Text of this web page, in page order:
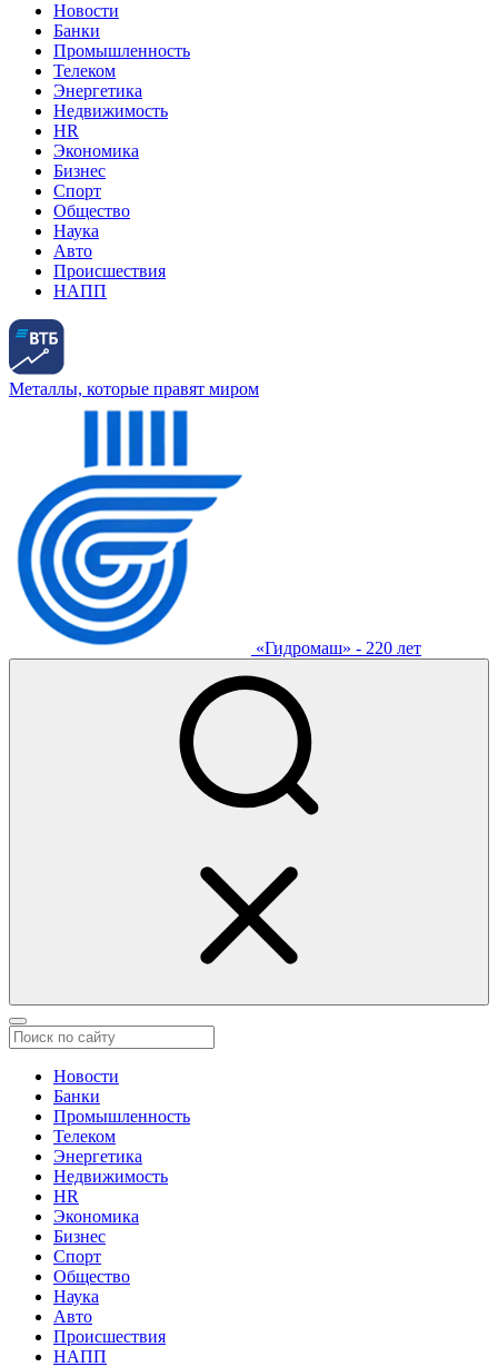
Новости
Банки
Промышленность
Телеком
Энергетика
Недвижимость
HR
Экономика
Бизнес
Спорт
Общество
Наука
Авто
Происшествия
НАПП
Металлы, которые правят миром
«Гидромаш» - 220 лет
Новости
Банки
Промышленность
Телеком
Энергетика
Недвижимость
HR
Экономика
Бизнес
Спорт
Общество
Наука
Авто
Происшествия
НАПП